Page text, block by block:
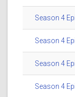
Season 4
Season 4
Season 4
Season 4